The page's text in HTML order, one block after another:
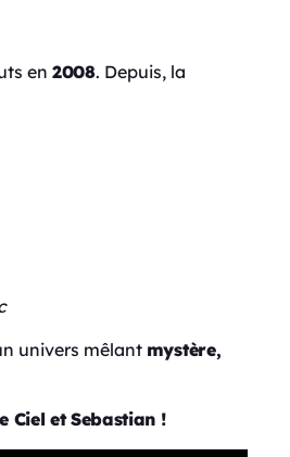
en 2008. Depuis, la
univers mêlant mystère,
Ciel et Sebastian !